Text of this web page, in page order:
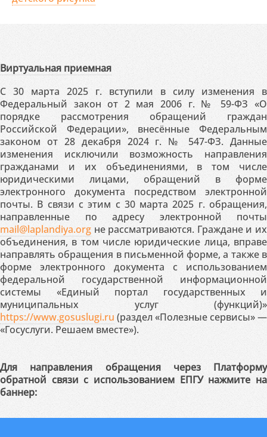
Виртуальная приемная
С 30 марта 2025 г. вступили в силу изменения в
Федеральный закон от 2 мая 2006 г. № 59-ФЗ «О
порядке рассмотрения обращений граждан
Российской Федерации», внесённые Федеральным
законом от 28 декабря 2024 г. № 547-ФЗ. Данные
изменения исключили возможность направления
гражданами и их объединениями, в том числе
юридическими лицами, обращений в форме
электронного документа посредством электронной
почты. В связи с этим с 30 марта 2025 г. обращения,
направленные по адресу электронной почты
mail@laplandiya.org не рассматриваются. Граждане и их
объединения, в том числе юридические лица, вправе
направлять обращения в письменной форме, а также в
форме электронного документа с использованием
федеральной государственной информационной
системы «Единый портал государственных и
муниципальных услуг (функций)»
https://www.gosuslugi.ru (раздел «Полезные сервисы» —
«Госуслуги. Решаем вместе»).
Для направления обращения через Платформу
обратной связи с использованием ЕПГУ нажмите на
баннер: